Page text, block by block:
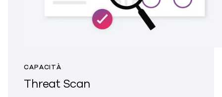
CAPACITÀ
Threat Scan